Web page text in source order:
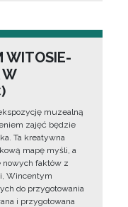
WITOSIE-
W
muzealną
zajęć będzie
Ta kreatywna
mapę myśli, a
nowych faktów z
Wincentym
do przygotowania
i przygotowana